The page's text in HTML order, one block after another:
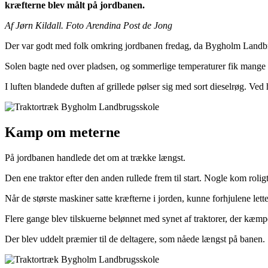
kræfterne blev målt på jordbanen.
Af Jørn Kildall. Foto Arendina Post de Jong
Der var godt med folk omkring jordbanen fredag, da Bygholm
Solen bagte ned over pladsen, og sommerlige temperaturer fik
I luften blandede duften af grillede pølser sig med sort dieselrøg.
Kamp om meterne
På jordbanen handlede det om at trække længst.
Den ene traktor efter den anden rullede frem til start. Nogle kom
Når de største maskiner satte kræfterne i jorden, kunne forhjulene
Flere gange blev tilskuerne belønnet med synet af traktorer, der
Der blev uddelt præmier til de deltagere, som nåede længst på banen.